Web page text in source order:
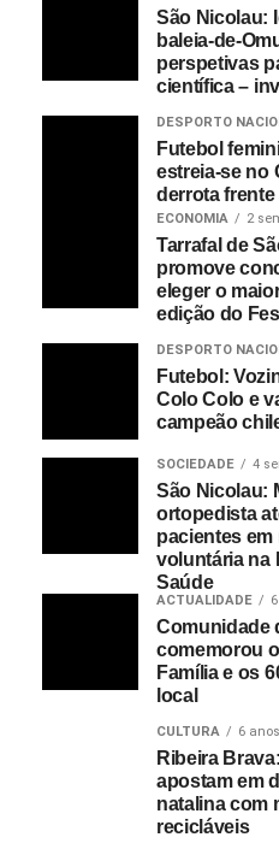
São Nicolau:
baleia-de-
perspetivas
científica –
DESPORTO
Futebol
estreia-se no
derrota frente
ECONOMIA 2
Tarrafal de
promove
eleger o
edição do
DESPORTO
Futebol:
Colo Colo e
campeão
SOCIEDADE 4
São Nicolau:
ortopedista
pacientes em
voluntária na
Saúde
ACTUALIDADE
Comunidade
comemorou
Família e os
local
CULTURA 6
Ribeira
apostam em
natalina com
recicláveis